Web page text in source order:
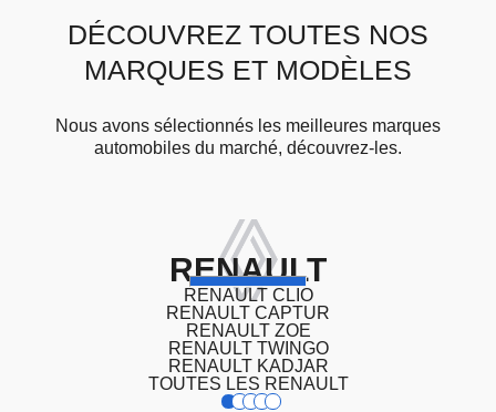
DÉCOUVREZ TOUTES NOS
MARQUES ET MODÈLES
Nous avons sélectionnés les meilleures marques
automobiles du marché, découvrez-les.
RENAULT
RENAULT CLIO
RENAULT CAPTUR
RENAULT ZOE
RENAULT TWINGO
RENAULT KADJAR
TOUTES LES RENAULT
2 3 4